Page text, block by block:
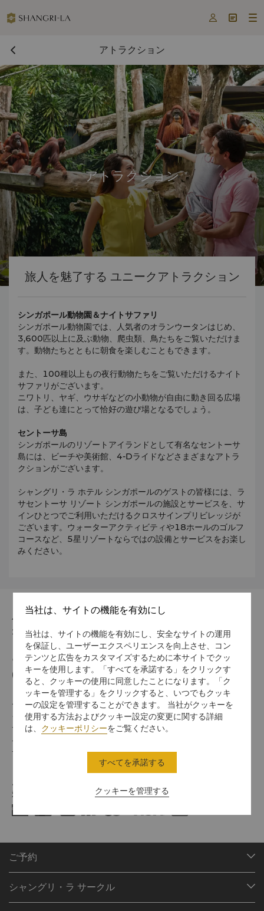
  
アトラクション
アトラクション
旅人を魅了する ユニークアトラクション
シンガポール動物園＆ナイトサファリ
シンガポール動物園では、人気者のオランウータンはじめ、
3,600匹以上に及ぶ動物、爬虫類、鳥たちをご覧いただけま
す。動物たちとともに朝食を楽しむこともできます。
また、100種以上もの夜行動物たちをご覧いただけるナイト
サファリがございます。
ニワトリ、ヤギ、ウサギなどの小動物が自由に動き回る広場
は、子ども達にとって恰好の遊び場となるでしょう。
セントーサ島
シンガポールのリゾートアイランドとして有名なセントーサ
島には、ビーチや美術館、4-Dライドなどさまざまなアトラ
クションがございます。
シャングリ・ラ ホテル シンガポールのゲストの皆様には、ラ
サセントーサ リゾート シンガポールの施設とサービスを、サ
インひとつでご利用いただけるクロスサインプリビレッジが
ございます。ウォーターアクティビティや18ホールのゴルフ
コースなど、5星リゾートならではの設備とサービスをお楽し
みください。
住所
258350 22 Orange Grove Road
電話番号
(65) 6737 3644
チェックイン / チェックアウト
シャングリ・ラでのご滞在をお楽しみください。
チェックイン/アウトの時間は以下のとおりです。
チェックイン：午後3時
チェックアウト：正午12時
お支払い方法
対象プラットフォームでご利用可能なオンライン決済方法:
ご予約
ご予約の検索
シャングリ・ラ サークル
当社は、サイトの機能を有効にし
当社は、サイトの機能を有効にし、安全なサイトの運用
を保証し、ユーザーエクスペリエンスを向上させ、コン
テンツと広告をカスタマイズするために本サイトでクッ
キーを使用します。「すべてを承諾する」をクリックす
ると、クッキーの使用に同意したことになります。「ク
ッキーを管理する」をクリックすると、いつでもクッキ
ーの設定を管理することができます。 当社がクッキーを
使用する方法およびクッキー設定の変更に関する詳細
は、 クッキーポリシーをご覧ください。
クッキーを管理する
すべてを承諾する